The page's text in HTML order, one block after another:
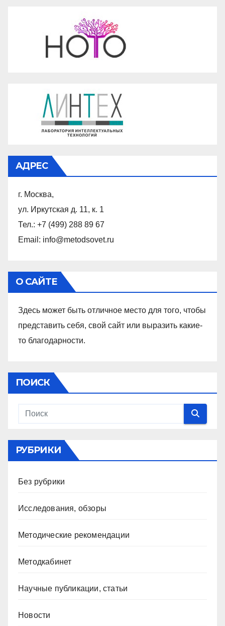
АДРЕС
г. Москва,
ул. Иркутская д. 11, к. 1
Тел.: +7 (499) 288 89 67
Email: info@metodsovet.ru
О САЙТЕ
Здесь может быть отличное место для того, чтобы
представить себя, свой сайт или выразить какие-
то благодарности.
ПОИСК
РУБРИКИ
Без рубрики
Исследования, обзоры
Методические рекомендации
Методкабинет
Научные публикации, статьи
Новости